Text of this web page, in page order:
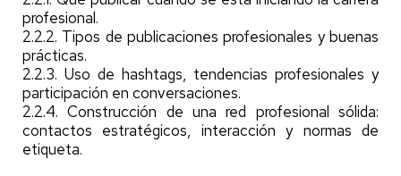
profesional.
2.2.2. Tipos de publicaciones profesionales y buenas
prácticas.
2.2.3. Uso de hashtags, tendencias profesionales y
participación en conversaciones.
2.2.4. Construcción de una red profesional sólida:
contactos estratégicos, interacción y normas de
etiqueta.